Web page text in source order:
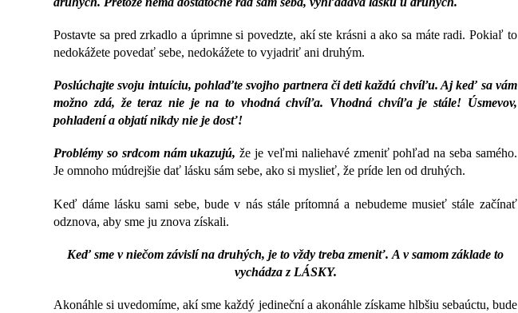
Postavte sa pred zrkadlo a úprimne si povedzte, akí ste krásni a ako sa máte radi. Pokiaľ to
nedokážete povedať sebe, nedokážete to vyjadriť ani druhým.
Poslúchajte svoju intuíciu, pohlaďte svojho partnera či deti každú chvíľu. Aj keď sa vám
možno zdá, že teraz nie je na to vhodná chvíľa. Vhodná chvíľa je stále! Úsmevov,
pohladení a objatí nikdy nie je dosť!
Problémy so srdcom nám ukazujú, že je veľmi naliehavé zmeniť pohľad na seba samého.
Je omnoho múdrejšie dať lásku sám sebe, ako si myslieť, že príde len od druhých.
Keď dáme lásku sami sebe, bude v nás stále prítomná a nebudeme musieť stále začínať
odznova, aby sme ju znova získali.
Keď sme v niečom závislí na druhých, je to vždy treba zmeniť. A v samom základe to
vychádza z LÁSKY.
Akonáhle si uvedomíme, akí sme každý jedineční a akonáhle získame hlbšiu sebaúctu, bude